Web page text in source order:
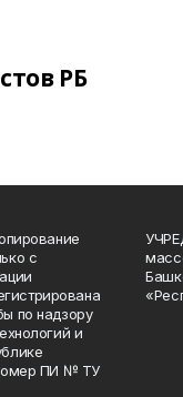
РБ
с
по надзору
и
ПИ № ТУ